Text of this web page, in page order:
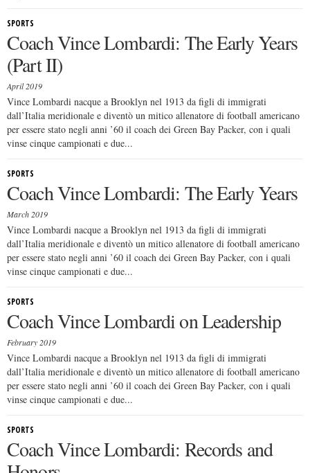
SPORTS
Coach Vince Lombardi: The Early Years
(Part II)
April 2019
Vince Lombardi nacque a Brooklyn nel 1913 da figli di immigrati
dall’Italia meridionale e diventò un mitico allenatore di football americano
per essere stato negli anni ’60 il coach dei Green Bay Packer, con i quali
vinse cinque campionati e due...
SPORTS
Coach Vince Lombardi: The Early Years
March 2019
Vince Lombardi nacque a Brooklyn nel 1913 da figli di immigrati
dall’Italia meridionale e diventò un mitico allenatore di football americano
per essere stato negli anni ’60 il coach dei Green Bay Packer, con i quali
vinse cinque campionati e due...
SPORTS
Coach Vince Lombardi on Leadership
February 2019
Vince Lombardi nacque a Brooklyn nel 1913 da figli di immigrati
dall’Italia meridionale e diventò un mitico allenatore di football americano
per essere stato negli anni ’60 il coach dei Green Bay Packer, con i quali
vinse cinque campionati e due...
SPORTS
Coach Vince Lombardi: Records and